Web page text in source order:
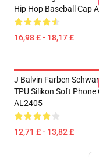
Hip Hop Baseball Cap
16,98 £ - 18,17 £
J Balvin Farben
TPU Silikon Soft Phone
AL2405
12,71 £ - 13,82 £